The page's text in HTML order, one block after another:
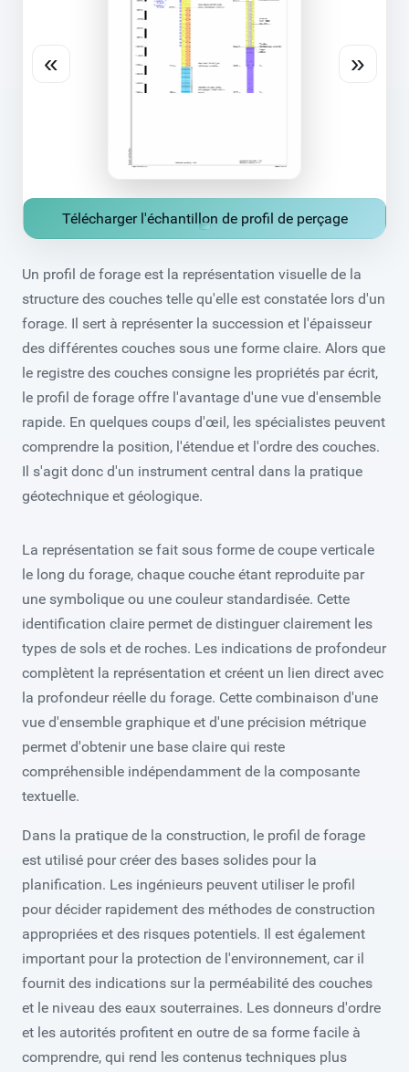
« »
Télécharger l'échantillon de profil de perçage
Un profil de forage est la représentation visuelle de la
structure des couches telle qu'elle est constatée lors d'un
forage. Il sert à représenter la succession et l'épaisseur
des différentes couches sous une forme claire. Alors que
le registre des couches consigne les propriétés par écrit,
le profil de forage offre l'avantage d'une vue d'ensemble
rapide. En quelques coups d'œil, les spécialistes peuvent
comprendre la position, l'étendue et l'ordre des couches.
Il s'agit donc d'un instrument central dans la pratique
géotechnique et géologique.
La représentation se fait sous forme de coupe verticale
le long du forage, chaque couche étant reproduite par
une symbolique ou une couleur standardisée. Cette
identification claire permet de distinguer clairement les
types de sols et de roches. Les indications de profondeur
complètent la représentation et créent un lien direct avec
la profondeur réelle du forage. Cette combinaison d'une
vue d'ensemble graphique et d'une précision métrique
permet d'obtenir une base claire qui reste
compréhensible indépendamment de la composante
textuelle.
Dans la pratique de la construction, le profil de forage
est utilisé pour créer des bases solides pour la
planification. Les ingénieurs peuvent utiliser le profil
pour décider rapidement des méthodes de construction
appropriées et des risques potentiels. Il est également
important pour la protection de l'environnement, car il
fournit des indications sur la perméabilité des couches
et le niveau des eaux souterraines. Les donneurs d'ordre
et les autorités profitent en outre de sa forme facile à
comprendre, qui rend les contenus techniques plus